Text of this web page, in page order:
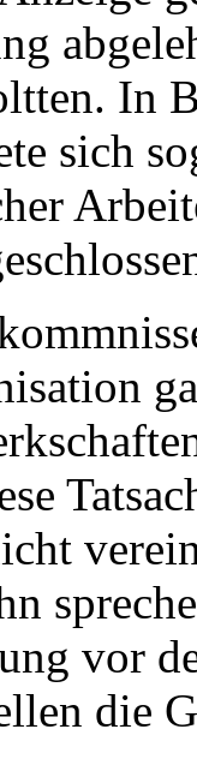
In
sich
vor
die